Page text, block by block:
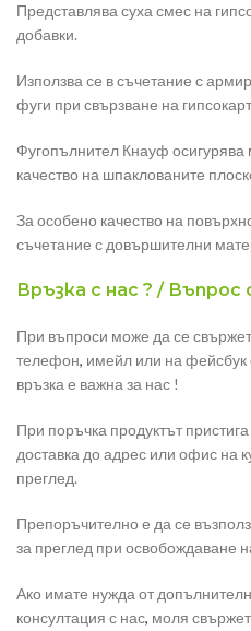
Представлява суха смес на
добавки.
Използва се в съчетание с
фуги при свързване на
Фугопълнител Кнауф
качество на шпаклованите
За особено качество на
съчетание с довършителни
Връзка с нас ? /
При въпроси може да се
телефон, имейл или на фейсбук
връзка е важна за нас !
При поръчка продуктът
доставка до адрес или офис на
преглед.
Препоръчително е да се
за преглед при освобождаване
Ако имате нужда от
консултация с нас, моля